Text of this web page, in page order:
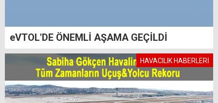
eVTOL'DE ÖNEMLİ AŞAMA GEÇİLDİ
HAVACILIK HABERLERİ